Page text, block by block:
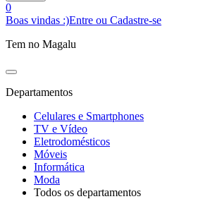
0
Boas vindas :)Entre ou Cadastre-se
Tem no Magalu
Departamentos
Celulares e Smartphones
TV e Vídeo
Eletrodomésticos
Móveis
Informática
Moda
Todos os departamentos